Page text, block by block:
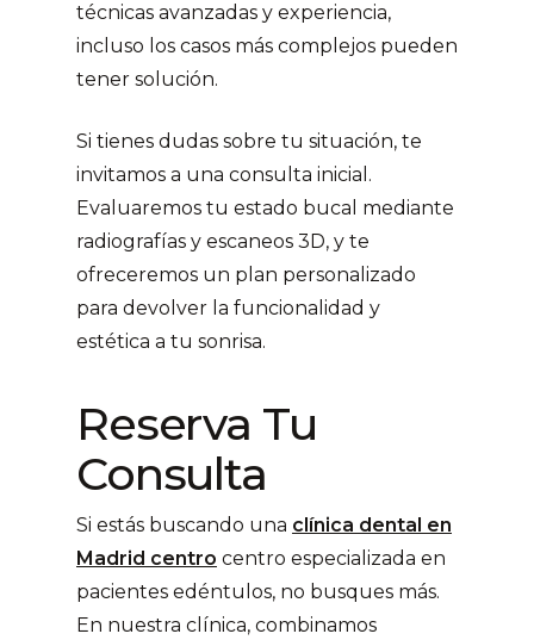
técnicas avanzadas y experiencia,
incluso los casos más complejos pueden
tener solución.
Si tienes dudas sobre tu situación, te
invitamos a una consulta inicial.
Evaluaremos tu estado bucal mediante
radiografías y escaneos 3D, y te
ofreceremos un plan personalizado
para devolver la funcionalidad y
estética a tu sonrisa.
Reserva Tu
Consulta
Si estás buscando una clínica dental en
Madrid centro centro especializada en
pacientes edéntulos, no busques más.
En nuestra clínica, combinamos